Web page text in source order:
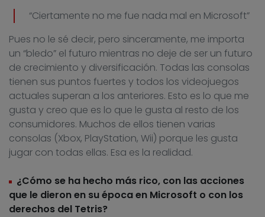
“Ciertamente no me fue nada mal en Microsoft”
Pues no le sé decir, pero sinceramente, me importa
un “bledo” el futuro mientras no deje de ser un futuro
de crecimiento y diversificación. Todas las consolas
tienen sus puntos fuertes y todos los videojuegos
actuales superan a los anteriores. Esto es lo que me
gusta y creo que es lo que le gusta al resto de los
consumidores. Muchos de ellos tienen varias
consolas (Xbox, PlayStation, Wii) porque les gusta
jugar con todas ellas. Esa es la realidad.
¿Cómo se ha hecho más rico, con las acciones
que le dieron en su época en Microsoft o con los
derechos del Tetris?